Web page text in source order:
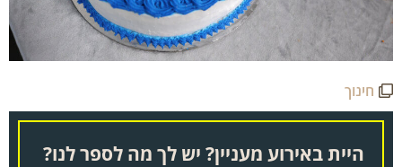
חינוך
היית באירוע מעניין? יש לך מה לספר לנו?